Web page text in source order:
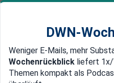
Newsticker MEIN DWN:
Edelmetalle DWN-
DWN-
Weniger E-Mails, mehr
Wochenrückblick liefert
Themen kompakt als